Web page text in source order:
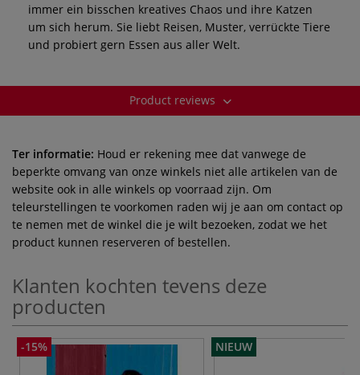
immer ein bisschen kreatives Chaos und ihre Katzen
um sich herum. Sie liebt Reisen, Muster, verrückte Tiere
und probiert gern Essen aus aller Welt.
Product reviews
Ter informatie: Houd er rekening mee dat vanwege de
beperkte omvang van onze winkels niet alle artikelen van de
website ook in alle winkels op voorraad zijn. Om
teleurstellingen te voorkomen raden wij je aan om contact op
te nemen met de winkel die je wilt bezoeken, zodat we het
product kunnen reserveren of bestellen.
Klanten kochten tevens deze
producten
-15% NIEUW